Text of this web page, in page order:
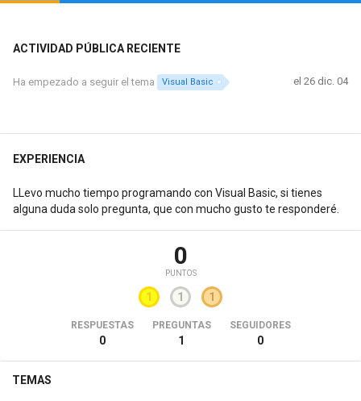
ACTIVIDAD PÚBLICA RECIENTE
Ha empezado a seguir el tema Visual Basic el 26 dic. 04
EXPERIENCIA
LLevo mucho tiempo programando con Visual Basic, si tienes
alguna duda solo pregunta, que con mucho gusto te responderé.
0
PUNTOS
1 1 1
RESPUESTAS
0
PREGUNTAS
1
SEGUIDORES
0
TEMAS